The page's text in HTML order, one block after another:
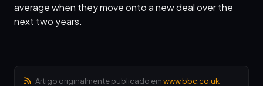
average when they move onto a new deal over the
next two years.
Artigo originalmente publicado emwww.bbc.co.uk